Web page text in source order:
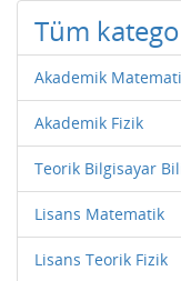
Tüm
Akademik
Akademik Fizik
Teorik Bilgisayar
Lisans Matematik
Lisans Teorik Fizik